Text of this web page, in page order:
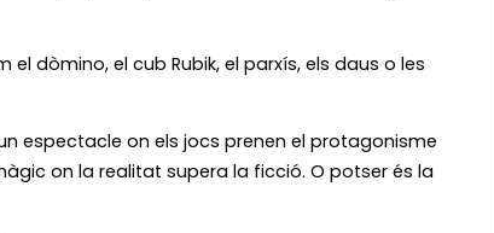
dòmino, el cub Rubik, el parxís, els daus o les
espectacle on els jocs prenen el protagonisme
on la realitat supera la ficció. O potser és la